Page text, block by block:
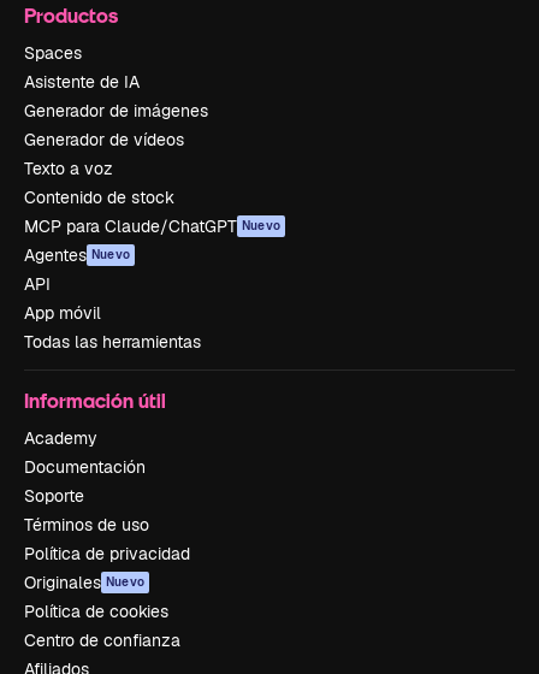
Productos
Spaces
Asistente de IA
Generador de imágenes
Generador de vídeos
Texto a voz
Contenido de stock
MCP para Claude/ChatGPT Nuevo
Agentes Nuevo
API
App móvil
Todas las herramientas
Información útil
Academy
Documentación
Soporte
Términos de uso
Política de privacidad
Originales Nuevo
Política de cookies
Centro de confianza
Afiliados